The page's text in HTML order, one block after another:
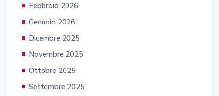
Febbraio 2026
Gennaio 2026
Dicembre 2025
Novembre 2025
Ottobre 2025
Settembre 2025